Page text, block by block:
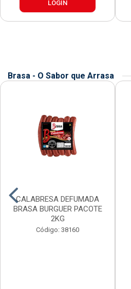
LOGIN
Brasa - O Sabor que Arrasa
CALABRESA DEFUMADA
BRASA BURGUER PACOTE
2KG
Código: 38160